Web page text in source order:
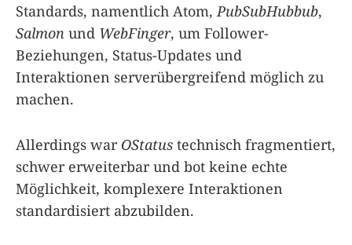
Standards, namentlich Atom, PubSubHubbub,
Salmon und WebFinger, um Follower-
Beziehungen, Status-Updates und
Interaktionen serverübergreifend möglich zu
machen.
Allerdings war OStatus technisch fragmentiert,
schwer erweiterbar und bot keine echte
Möglichkeit, komplexere Interaktionen
standardisiert abzubilden.